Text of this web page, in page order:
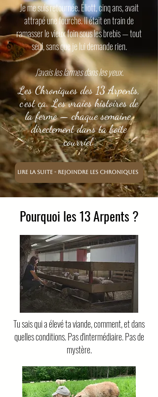
Je me suis retournée. Éliott, cinq ans, avait
attrapé une fourche. Il était en train de
ramasser le vieux foin sous les brebis — tout
seul, sans que je lui demande rien.
J'avais les larmes dans les yeux.
Les Chroniques des 13 Arpents,
c'est ça. Les vraies histoires de
la ferme — chaque semaine,
directement dans ta boîte
courriel.
Lire la suite - Rejoindre les Chroniques
Pourquoi les 13 Arpents ?
Tu sais qui a élevé ta viande, comment, et dans
quelles conditions. Pas d'intermédiaire. Pas de
mystère.